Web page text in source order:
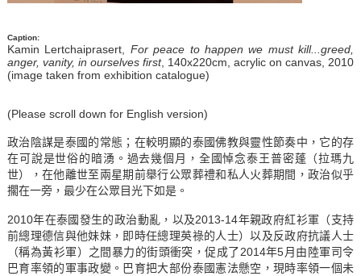
Caption:
Kamin Lertchaiprasert, For peace to happen we must kill...greed,
anger, vanity, in ourselves first, 140x220cm, acrylic on canvas, 2010
(image taken from exhibition catalogue)
(Please scroll down for English version)
政治陰謀是泰國的常態；在較明顯的泰國佛教與靈性節奏中，它的存
在可說是世俗的暗湧。過去幾個月，全國悼念泰王普密蓬（拉瑪九
世），在他離世至兩星期前舉行公眾葬禮和私人火葬期間，政治似乎
擱在一旁，最少在公眾目光下如是。
2010年在泰國發生的政治動亂，以及2013-14年親政府紅衫軍（支持
前總理德信與他妹妹，即時任總理英祿的人士）以及反政府抗議人士
（稱為黃衫軍）之間暴力的街頭衝突，促成了2014年5月由陸軍司令
巴育率領的軍事政變。巴育把大部份泰國憲法懸空，現時率領一個未